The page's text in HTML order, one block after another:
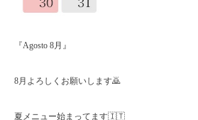
『Agosto 8月』
8月よろしくお願いします🙇
夏メニュー始まってます🇮🇹